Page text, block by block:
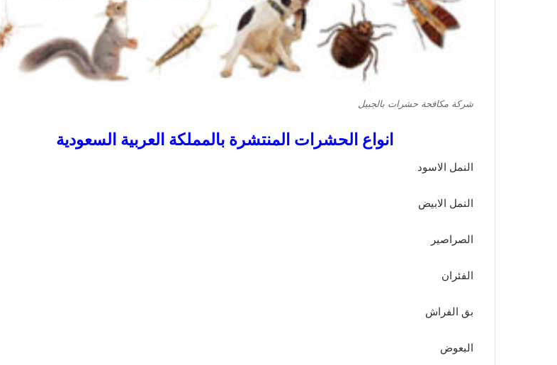
شركة مكافحة حشرات بالجبيل
انواع الحشرات المنتشرة بالمملكة العربية السعودية
النمل الاسود
النمل الابيض
الصراصير
الفئران
بق الفراش
البعوض